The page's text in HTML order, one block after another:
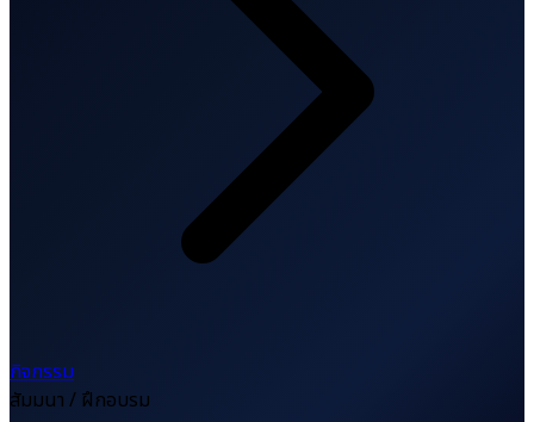
กิจกรรม
สัมมนา / ฝึกอบรม